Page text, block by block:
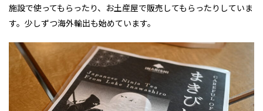
施設で使ってもらったり、お土産屋で販売してもらったりしていま
す。少しずつ海外輸出も始めています。